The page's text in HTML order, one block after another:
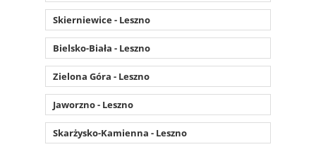
Skierniewice - Leszno
Bielsko-Biała - Leszno
Zielona Góra - Leszno
Jaworzno - Leszno
Skarżysko-Kamienna - Leszno